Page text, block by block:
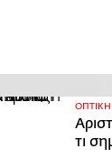
ΟΠΤΙΚΗ
τι